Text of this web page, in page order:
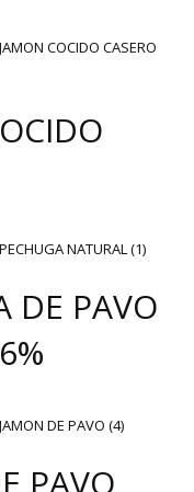
DE PAVO
PAVO